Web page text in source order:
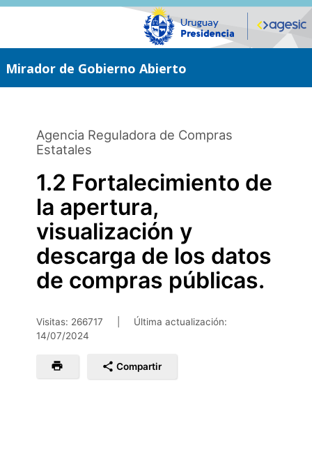
Saltar
Mirador de Gobierno Abierto
Agencia Reguladora de Compras
Estatales
1.2 Fortalecimiento de
la apertura,
visualización y
descarga de los datos
de compras públicas.
Visitas: 266717
Última actualización:
14/07/2024
Compartir